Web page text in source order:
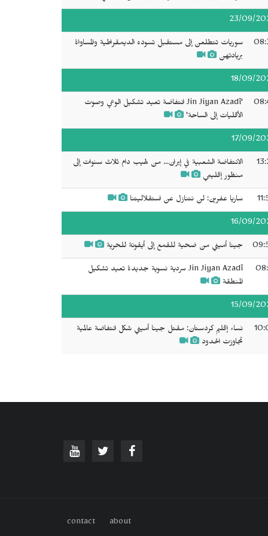
23/09/
سوريات تتطلعن إلى مستقبل تسوده الديمقراطية والمساواة
بريادتهن
18/09/
'Jin Jiyan Azadî انتفاضة تعيد تشكيل الوعي وصوت
الأقليات إلى الساحة'
17/09/
الانتفاضة الشعبية في إيران... من لهيب دام ثلاث سنوات إلى
منظور إقليمي
ساريا عفرين: لن نتنازل عن استقلاليتنا
16/09/
جينا أميني من ضحية للقمع إلى أيقونة للحرية
Jin Jiyan Azadî سردية نسوية جديدة تعيد تشكيل
المنطقة
15/09/
نساء إقليم كردستان: مقتل جينا أميني شكل انتفاضة عالمية
تجاوزت الحدود
about
contact